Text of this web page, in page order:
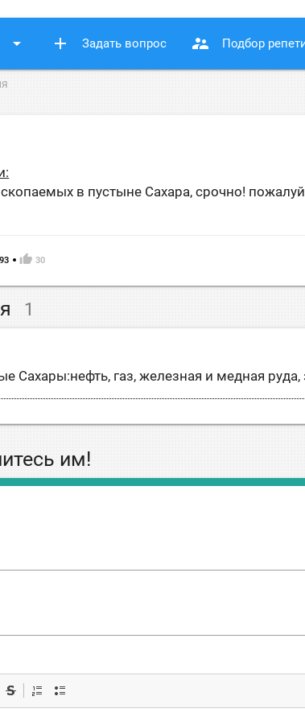
arrow_drop_down add Задать вопрос supervisor_account Подбор
в пустыне Сахара, срочно!
thumb_up 30
1
Сахары:нефть, газ, железная и медная руда,
им!